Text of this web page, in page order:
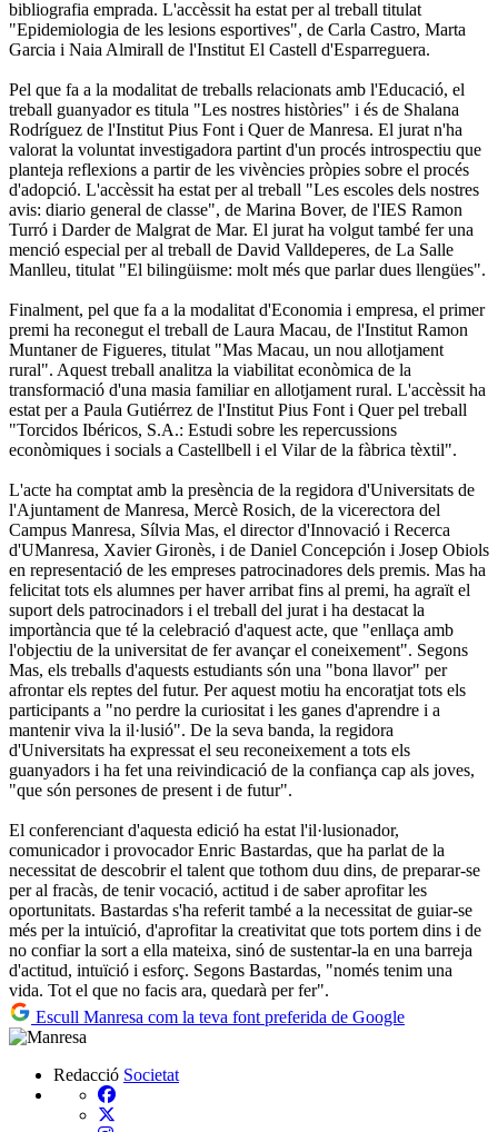
bibliografia emprada. L'accèssit ha estat per al treball titulat
"Epidemiologia de les lesions esportives", de Carla Castro, Marta
Garcia i Naia Almirall de l'Institut El Castell d'Esparreguera.
Pel que fa a la modalitat de treballs relacionats amb l'Educació, el
treball guanyador es titula "Les nostres històries" i és de Shalana
Rodríguez de l'Institut Pius Font i Quer de Manresa. El jurat n'ha
valorat la voluntat investigadora partint d'un procés introspectiu que
planteja reflexions a partir de les vivències pròpies sobre el procés
d'adopció. L'accèssit ha estat per al treball "Les escoles dels nostres
avis: diario general de classe", de Marina Bover, de l'IES Ramon
Turró i Darder de Malgrat de Mar. El jurat ha volgut també fer una
menció especial per al treball de David Valldeperes, de La Salle
Manlleu, titulat "El bilingüisme: molt més que parlar dues llengües".
Finalment, pel que fa a la modalitat d'Economia i empresa, el primer
premi ha reconegut el treball de Laura Macau, de l'Institut Ramon
Muntaner de Figueres, titulat "Mas Macau, un nou allotjament
rural". Aquest treball analitza la viabilitat econòmica de la
transformació d'una masia familiar en allotjament rural. L'accèssit ha
estat per a Paula Gutiérrez de l'Institut Pius Font i Quer pel treball
"Torcidos Ibéricos, S.A.: Estudi sobre les repercussions
econòmiques i socials a Castellbell i el Vilar de la fàbrica tèxtil".
L'acte ha comptat amb la presència de la regidora d'Universitats de
l'Ajuntament de Manresa, Mercè Rosich, de la vicerectora del
Campus Manresa, Sílvia Mas, el director d'Innovació i Recerca
d'UManresa, Xavier Gironès, i de Daniel Concepción i Josep Obiols
en representació de les empreses patrocinadores dels premis. Mas ha
felicitat tots els alumnes per haver arribat fins al premi, ha agraït el
suport dels patrocinadors i el treball del jurat i ha destacat la
importància que té la celebració d'aquest acte, que "enllaça amb
l'objectiu de la universitat de fer avançar el coneixement". Segons
Mas, els treballs d'aquests estudiants són una "bona llavor" per
afrontar els reptes del futur. Per aquest motiu ha encoratjat tots els
participants a "no perdre la curiositat i les ganes d'aprendre i a
mantenir viva la il·lusió". De la seva banda, la regidora
d'Universitats ha expressat el seu reconeixement a tots els
guanyadors i ha fet una reivindicació de la confiança cap als joves,
"que són persones de present i de futur".
El conferenciant d'aquesta edició ha estat l'il·lusionador,
comunicador i provocador Enric Bastardas, que ha parlat de la
necessitat de descobrir el talent que tothom duu dins, de preparar-se
per al fracàs, de tenir vocació, actitud i de saber aprofitar les
oportunitats. Bastardas s'ha referit també a la necessitat de guiar-se
més per la intuïció, d'aprofitar la creativitat que tots portem dins i de
no confiar la sort a ella mateixa, sinó de sustentar-la en una barreja
d'actitud, intuïció i esforç. Segons Bastardas, "només tenim una
vida. Tot el que no facis ara, quedarà per fer".
Escull Manresa com la teva font preferida de Google
Redacció Societat